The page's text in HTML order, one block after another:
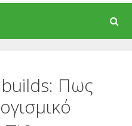
Search
Πως